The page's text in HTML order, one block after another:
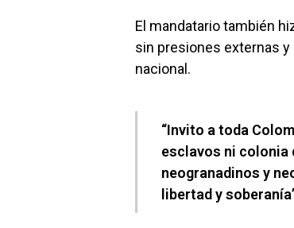
El mandatario también
sin presiones externas
nacional.
“Invito a toda
esclavos ni colonia
neogranadinos y
libertad y